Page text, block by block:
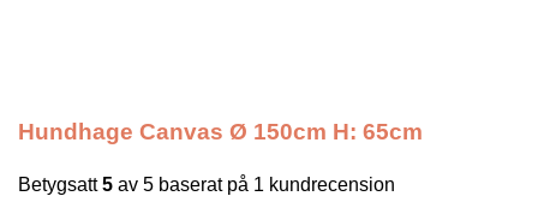
Hundhage Canvas Ø 150cm H: 65cm
Betygsatt5 av 5 baserat på 1 kundrecension